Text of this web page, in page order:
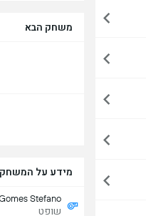
משחק הבא
מידע על המשחק
Stefano
שופט